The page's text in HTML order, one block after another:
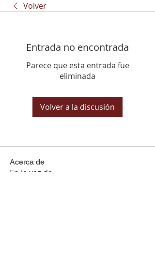
Volver
Entrada no encontrada
Parece que esta entrada fue
eliminada
Volver a la discusión
Acerca de
En la voz de...